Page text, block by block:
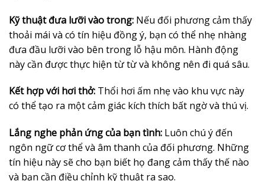
Kỹ thuật đưa lưỡi vào trong: Nếu đối phương cảm thấy
thoải mái và có tín hiệu đồng ý, bạn có thể nhẹ nhàng
đưa đầu lưỡi vào bên trong lỗ hậu môn. Hành động
này cần được thực hiện từ từ và không nên đi quá sâu.
Kết hợp với hơi thở: Thổi hơi ấm nhẹ vào khu vực này
có thể tạo ra một cảm giác kích thích bất ngờ và thú vị.
Lắng nghe phản ứng của bạn tình: Luôn chú ý đến
ngôn ngữ cơ thể và âm thanh của đối phương. Những
tín hiệu này sẽ cho bạn biết họ đang cảm thấy thế nào
và bạn cần điều chỉnh kỹ thuật ra sao.